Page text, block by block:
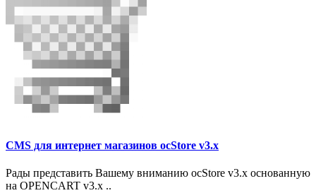
CMS для интернет магазинов ocStore v3.x
Рады представить Вашему вниманию ocStore v3.x основанную
на OPENCART v3.x ..